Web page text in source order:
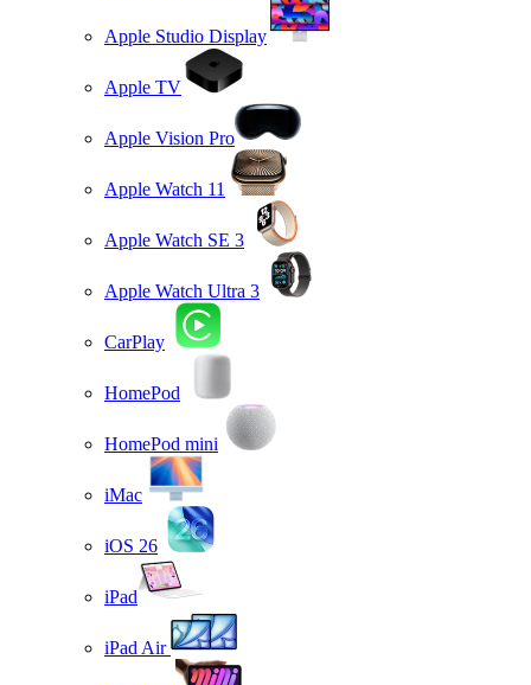
Apple Studio Display
Apple TV
Apple Vision Pro
Apple Watch 11
Apple Watch SE 3
Apple Watch Ultra 3
CarPlay
HomePod
HomePod mini
iMac
iOS 26
iPad
iPad Air